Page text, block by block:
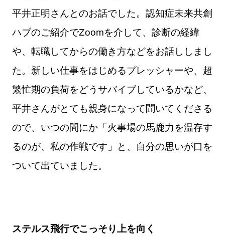
平井正明さんとのお話でした。認知症未来共創
ハブのご紹介でZoomを介して、診断の経緯
や、転職してからの働き方などをお話ししまし
た。新しい仕事をはじめるプレッシャーや、超
繁忙期の負荷をどうサバイブしているかなど、
平井さんがとても親身になって聞いてくださる
ので、いつの間にか「火事場の馬鹿力を温存す
るのが、私の作戦です」と、自分の思いが口を
ついて出ていました。
ステルス飛行でこっそり上を向く